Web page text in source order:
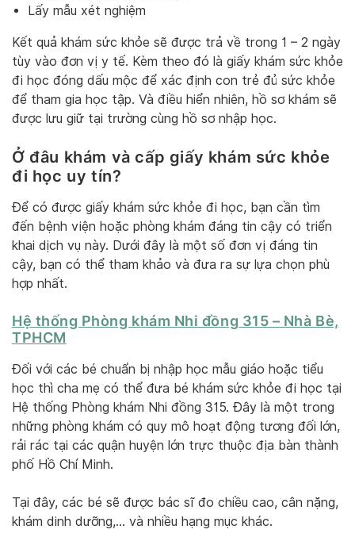
Lấy mẫu xét nghiệm
Kết quả khám sức khỏe sẽ được trả về trong 1 – 2 ngày
tùy vào đơn vị y tế. Kèm theo đó là giấy khám sức khỏe
đi học đóng dấu mộc để xác định con trẻ đủ sức khỏe
để tham gia học tập. Và điều hiển nhiên, hồ sơ khám sẽ
được lưu giữ tại trường cùng hồ sơ nhập học.
Ở đâu khám và cấp giấy khám sức khỏe
đi học uy tín?
Để có được giấy khám sức khỏe đi học, bạn cần tìm
đến bệnh viện hoặc phòng khám đáng tin cậy có triển
khai dịch vụ này. Dưới đây là một số đơn vị đáng tin
cậy, bạn có thể tham khảo và đưa ra sự lựa chọn phù
hợp nhất.
Hệ thống Phòng khám Nhi đồng 315 – Nhà Bè,
TPHCM
Đối với các bé chuẩn bị nhập học mẫu giáo hoặc tiểu
học thì cha mẹ có thể đưa bé khám sức khỏe đi học tại
Hệ thống Phòng khám Nhi đồng 315. Đây là một trong
những phòng khám có quy mô hoạt động tương đối lớn,
rải rác tại các quận huyện lớn trực thuộc địa bàn thành
phố Hồ Chí Minh.
Tại đây, các bé sẽ được bác sĩ đo chiều cao, cân nặng,
khám dinh dưỡng,… và nhiều hạng mục khác.